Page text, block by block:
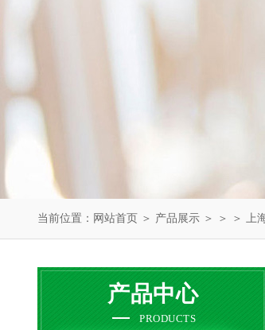
当前位置： 网站首页 ＞ 产品展示 ＞ ＞ ＞ 上
产品中心
PRODUCTS